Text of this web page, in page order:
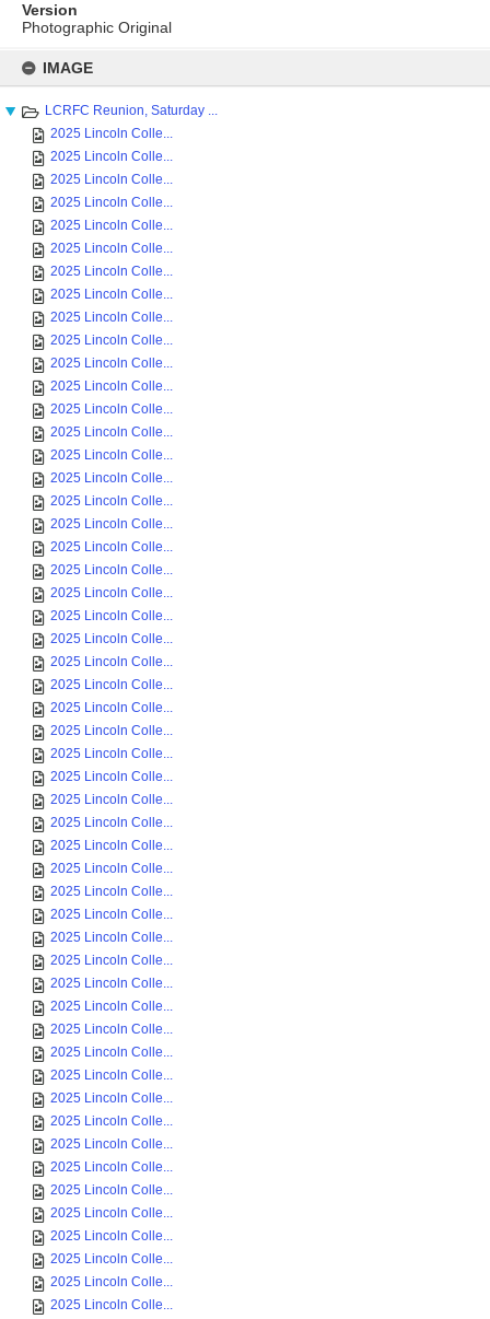
content
IMAGE
LCRFC Reunion, Saturday ...
2025 Lincoln Colle...
2025 Lincoln Colle...
2025 Lincoln Colle...
2025 Lincoln Colle...
2025 Lincoln Colle...
2025 Lincoln Colle...
2025 Lincoln Colle...
2025 Lincoln Colle...
2025 Lincoln Colle...
2025 Lincoln Colle...
2025 Lincoln Colle...
2025 Lincoln Colle...
2025 Lincoln Colle...
2025 Lincoln Colle...
2025 Lincoln Colle...
2025 Lincoln Colle...
2025 Lincoln Colle...
2025 Lincoln Colle...
2025 Lincoln Colle...
2025 Lincoln Colle...
2025 Lincoln Colle...
2025 Lincoln Colle...
2025 Lincoln Colle...
2025 Lincoln Colle...
2025 Lincoln Colle...
2025 Lincoln Colle...
2025 Lincoln Colle...
2025 Lincoln Colle...
2025 Lincoln Colle...
2025 Lincoln Colle...
2025 Lincoln Colle...
2025 Lincoln Colle...
2025 Lincoln Colle...
2025 Lincoln Colle...
2025 Lincoln Colle...
2025 Lincoln Colle...
2025 Lincoln Colle...
2025 Lincoln Colle...
2025 Lincoln Colle...
2025 Lincoln Colle...
2025 Lincoln Colle...
2025 Lincoln Colle...
2025 Lincoln Colle...
2025 Lincoln Colle...
2025 Lincoln Colle...
2025 Lincoln Colle...
2025 Lincoln Colle...
2025 Lincoln Colle...
2025 Lincoln Colle...
2025 Lincoln Colle...
2025 Lincoln Colle...
2025 Lincoln Colle...
Version
Photographic Original